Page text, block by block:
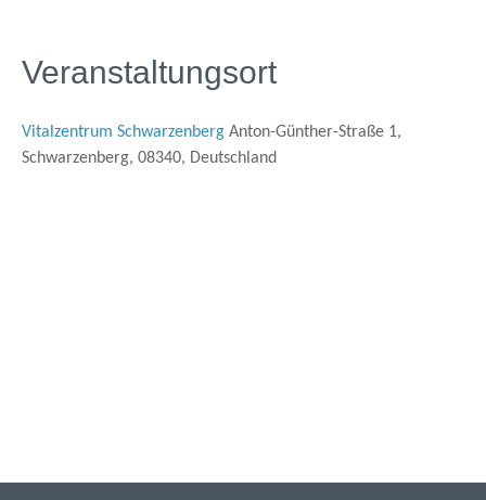
Veranstaltungsort
Vitalzentrum Schwarzenberg Anton-Günther-Straße 1,
Schwarzenberg, 08340, Deutschland